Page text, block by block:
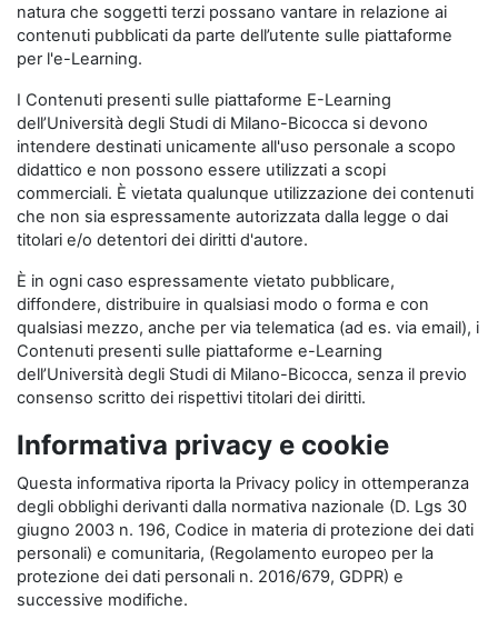
natura che soggetti terzi possano vantare in relazione ai
contenuti pubblicati da parte dell’utente sulle piattaforme
per l'e-Learning.
I Contenuti presenti sulle piattaforme E-Learning
dell’Università degli Studi di Milano-Bicocca si devono
intendere destinati unicamente all'uso personale a scopo
didattico e non possono essere utilizzati a scopi
commerciali. È vietata qualunque utilizzazione dei contenuti
che non sia espressamente autorizzata dalla legge o dai
titolari e/o detentori dei diritti d'autore.
È in ogni caso espressamente vietato pubblicare,
diffondere, distribuire in qualsiasi modo o forma e con
qualsiasi mezzo, anche per via telematica (ad es. via email), i
Contenuti presenti sulle piattaforme e-Learning
dell’Università degli Studi di Milano-Bicocca, senza il previo
consenso scritto dei rispettivi titolari dei diritti.
Informativa privacy e cookie
Questa informativa riporta la Privacy policy in ottemperanza
degli obblighi derivanti dalla normativa nazionale (D. Lgs 30
giugno 2003 n. 196, Codice in materia di protezione dei dati
personali) e comunitaria, (Regolamento europeo per la
protezione dei dati personali n. 2016/679, GDPR) e
successive modifiche.